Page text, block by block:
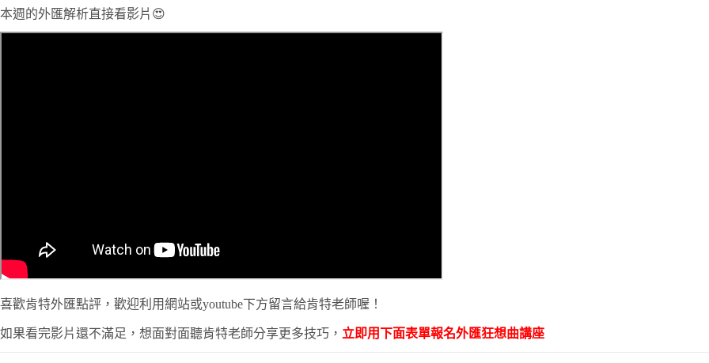
本週的外匯解析直接看影片😍
喜歡肯特外匯點評，歡迎利用網站或youtube下方留言給肯特老師喔！
如果看完影片還不滿足，想面對面聽肯特老師分享更多技巧， 立即用下面表單報名外匯狂想曲講座